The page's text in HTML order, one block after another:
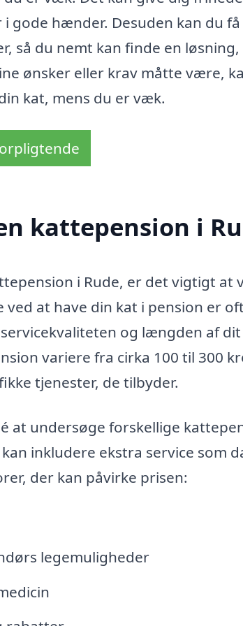
gode hænder. Desuden kan du
så du nemt kan finde en
ønsker eller krav måtte være,
kat, mens du er væk.
kattepension i
i Rude, er det vigtigt at
ved at have din kat i pension er
og længden af
variere fra cirka 100 til 300
tjenester, de tilbyder.
at undersøge forskellige
inkludere ekstra service som
der kan påvirke prisen:
legemuligheder